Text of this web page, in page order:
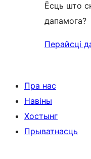
Ёсць што
дапамога?
Перайсці
Пра нас
Навіны
Хостынг
Прыватнасць